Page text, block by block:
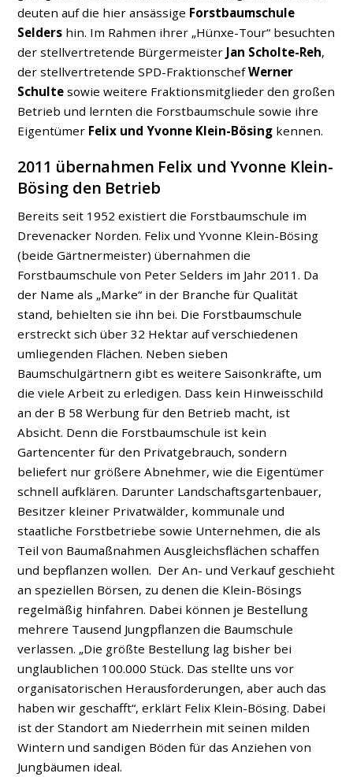
deuten auf die hier ansässige Forstbaumschule
Selders hin. Im Rahmen ihrer „Hünxe-Tour“ besuchten
der stellvertretende Bürgermeister Jan Scholte-Reh,
der stellvertretende SPD-FraktionschefWerner
Schultesowie weitere Fraktionsmitglieder den großen
Betrieb und lernten die Forstbaumschule sowie ihre
Eigentümer Felix und Yvonne Klein-Bösing kennen.
2011 übernahmen Felix und Yvonne Klein-
Bösing den Betrieb
Bereits seit 1952 existiert die Forstbaumschule im
Drevenacker Norden. Felix und Yvonne Klein-Bösing
(beide Gärtnermeister) übernahmen die
Forstbaumschule von Peter Selders im Jahr 2011. Da
der Name als „Marke“ in der Branche für Qualität
stand, behielten sie ihn bei. Die Forstbaumschule
erstreckt sich über 32 Hektar auf verschiedenen
umliegenden Flächen. Neben sieben
Baumschulgärtnern gibt es weitere Saisonkräfte, um
die viele Arbeit zu erledigen. Dass kein Hinweisschild
an der B 58 Werbung für den Betrieb macht, ist
Absicht. Denn die Forstbaumschule ist kein
Gartencenter für den Privatgebrauch, sondern
beliefert nur größere Abnehmer, wie die Eigentümer
schnell aufklären. Darunter Landschaftsgartenbauer,
Besitzer kleiner Privatwälder, kommunale und
staatliche Forstbetriebe sowie Unternehmen, die als
Teil von Baumaßnahmen Ausgleichsflächen schaffen
und bepflanzen wollen. Der An- und Verkauf geschieht
an speziellen Börsen, zu denen die Klein-Bösings
regelmäßig hinfahren. Dabei können je Bestellung
mehrere Tausend Jungpflanzen die Baumschule
verlassen. „Die größte Bestellung lag bisher bei
unglaublichen 100.000 Stück. Das stellte uns vor
organisatorischen Herausforderungen, aber auch das
haben wir geschafft“, erklärt Felix Klein-Bösing. Dabei
ist der Standort am Niederrhein mit seinen milden
Wintern und sandigen Böden für das Anziehen von
Jungbäumen ideal.